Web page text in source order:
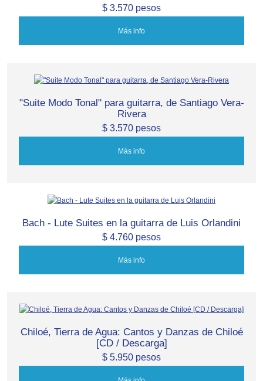
$ 3.570 pesos
Más info
"Suite Modo Tonal" para guitarra, de Santiago Vera-
Rivera
$ 3.570 pesos
Más info
Bach - Lute Suites en la guitarra de Luis Orlandini
$ 4.760 pesos
Más info
Chiloé, Tierra de Agua: Cantos y Danzas de Chiloé
[CD / Descarga]
$ 5.950 pesos